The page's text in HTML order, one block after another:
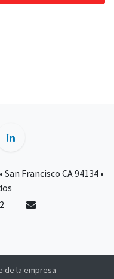
Francisco CA 94134 •
de la empresa